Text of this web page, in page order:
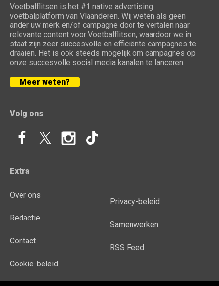
Voetbalflitsen is het #1 native advertising
voetbalplatform van Vlaanderen. Wij weten als geen
ander uw merk en/of campagne door te vertalen naar
relevante content voor Voetbalflitsen, waardoor we in
staat zijn zeer succesvolle en efficiënte campagnes te
draaien. Het is ook steeds mogelijk om campagnes op
onze succesvolle social media kanalen te lanceren.
Meer weten?
Volg ons
Extra
Over ons
Redactie
Contact
Cookie-beleid
Privacy-beleid
Samenwerken
RSS Feed